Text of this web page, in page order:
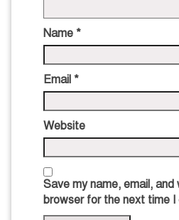
Name *
Email *
Website
Save my name, email, and
browser for the next time I